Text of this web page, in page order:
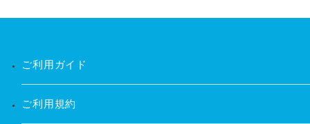
ご利用ガイド
ご利用規約